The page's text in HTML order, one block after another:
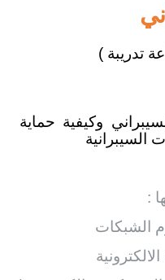
وكيفية حماية
السيبرانية
:
الشبكات